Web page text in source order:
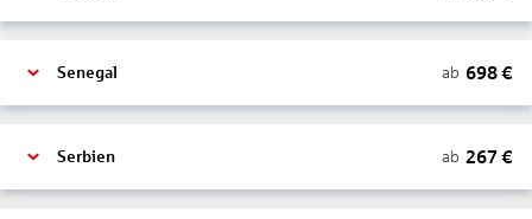
Senegal ab 698€
Serbien ab 267 €